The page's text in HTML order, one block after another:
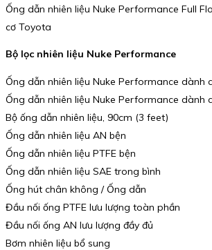
Ống dẫn nhiên liệu Nuke Performance Full
cơ Toyota
Bộ lọc nhiên liệu Nuke Performance
Ống dẫn nhiên liệu Nuke Performance dành
Ống dẫn nhiên liệu Nuke Performance dành
Bộ ống dẫn nhiên liệu, 90cm (3 feet)
Ống dẫn nhiên liệu AN bện
Ống dẫn nhiên liệu PTFE bện
Ống dẫn nhiên liệu SAE trong bình
Ống hút chân không / Ống dẫn
Đầu nối ống PTFE lưu lượng toàn phần
Đầu nối ống AN lưu lượng đầy đủ
Bơm nhiên liệu bổ sung